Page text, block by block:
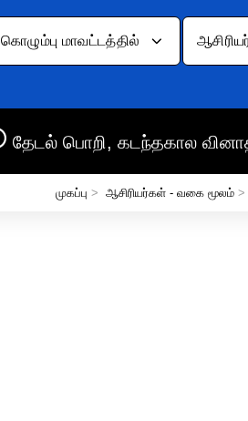
கொழும்பு மாவட்டத்தில்
தேடல் பொறி, கடந்தகால
முகப்பு > ஆசிரியர்கள் - வகை மூலம் >